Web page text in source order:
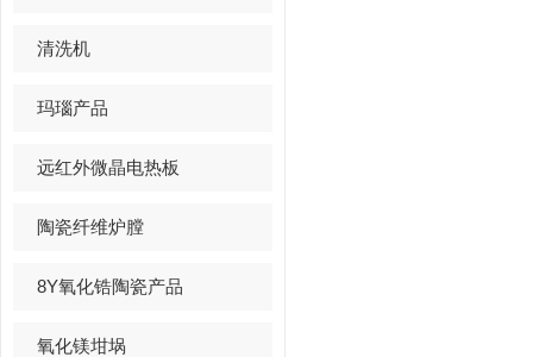
清洗机
玛瑙产品
远红外微晶电热板
陶瓷纤维炉膛
8Y氧化锆陶瓷产品
氧化镁坩埚